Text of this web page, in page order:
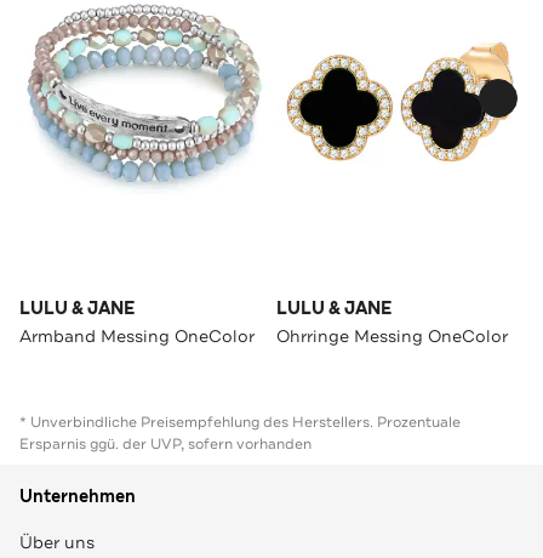
LULU & JANE
Armband Messing OneColor
LULU & JANE
Ohrringe Messing OneColor
* Unverbindliche Preisempfehlung des Herstellers. Prozentuale
Ersparnis ggü. der UVP, sofern vorhanden
Unternehmen
Über uns